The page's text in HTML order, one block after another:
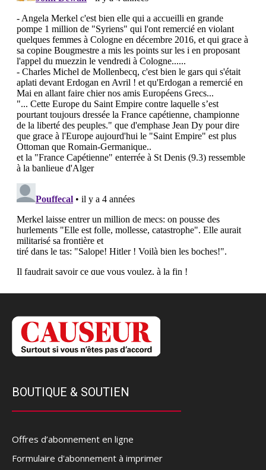
BOUTIQUE & SOUTIEN
Offres d’abonnement en ligne
Formulaire d'abonnement à imprimer